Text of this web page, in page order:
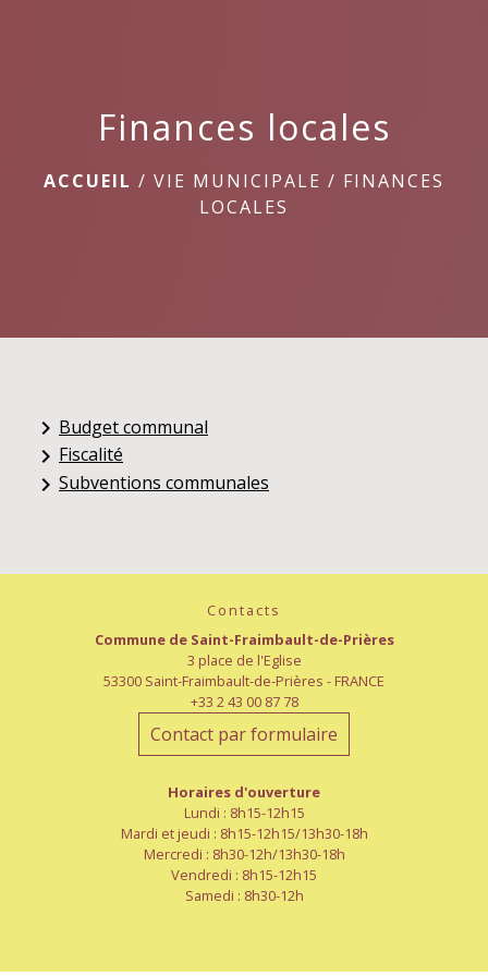
Finances locales
ACCUEIL / VIE MUNICIPALE / FINANCES
LOCALES
keyboard_arrow_right Budget communal
keyboard_arrow_right Fiscalité
keyboard_arrow_right Subventions communales
Contacts
Commune de Saint-Fraimbault-de-Prières
3 place de l'Eglise
53300 Saint-Fraimbault-de-Prières - FRANCE
+33 2 43 00 87 78
Contact par formulaire
Horaires d'ouverture
Lundi : 8h15-12h15
Mardi et jeudi : 8h15-12h15/13h30-18h
Mercredi : 8h30-12h/13h30-18h
Vendredi : 8h15-12h15
Samedi : 8h30-12h